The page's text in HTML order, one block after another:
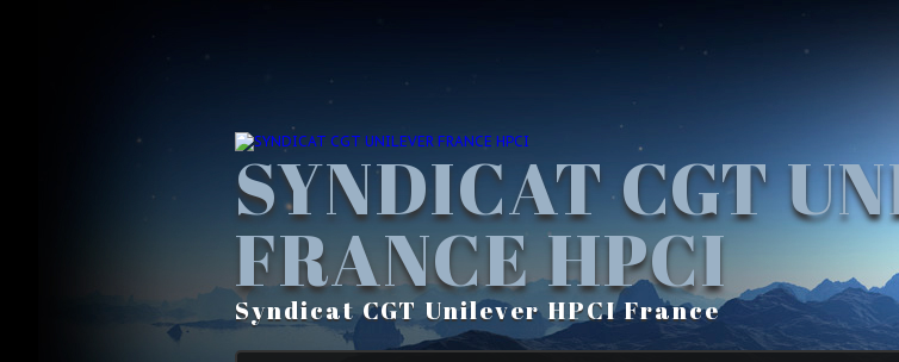
SYNDICAT CGT
FRANCE HPCI
Syndicat CGT Unilever HPCI France